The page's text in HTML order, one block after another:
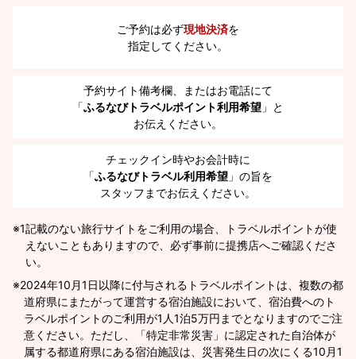
ご予約は必ず現地決済を
指定してください。
予約サイト備考欄、またはお電話にて
「ふるなびトラベルポイント利用希望 」と
お伝えください。
チェックイン時やお会計時に
「ふるなびトラベル利用希望 」の旨を
スタッフまでお伝えください。
※1記載のない旅行サイトをご利用の場合、トラベルポイントが使
えないこともありますので、必ず事前に提携店へご確認くださ
い。
2024年10月1日以降に付与されるトラベルポイントは、複数の都
道府県にまたがって運営する宿泊施設において、宿泊費へのト
ラベルポイントのご利用が1人1泊5万円までとなりますのでご注
意ください。ただし、「特定非常災害」に認定された自治体が
属する都道府県にある宿泊施設は、災害発生日の次にくる10月1